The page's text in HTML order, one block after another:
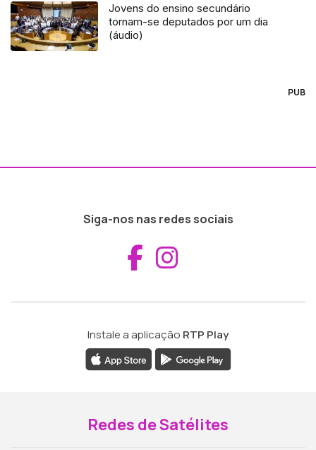
Jovens do ensino secundário
tornam-se deputados por um dia
(áudio)
PUB
Siga-nos nas redes sociais
Aceder ao
Instale a aplicação RTP Play
Redes de Satélites